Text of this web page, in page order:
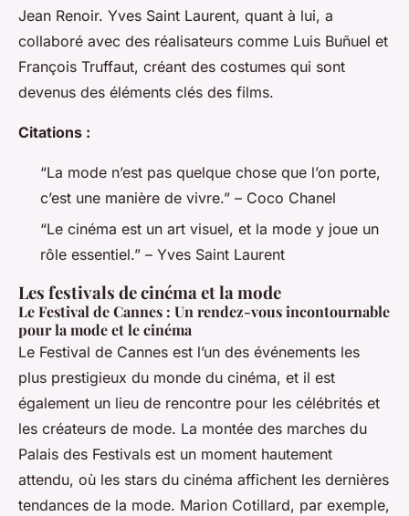
Jean Renoir. Yves Saint Laurent, quant à lui, a
collaboré avec des réalisateurs comme Luis Buñuel et
François Truffaut, créant des costumes qui sont
devenus des éléments clés des films.
Citations :
“La mode n’est pas quelque chose que l’on porte,
c’est une manière de vivre.” – Coco Chanel
“Le cinéma est un art visuel, et la mode y joue un
rôle essentiel.” – Yves Saint Laurent
Les festivals de cinéma et la mode
Le Festival de Cannes : Un rendez-vous incontournable
pour la mode et le cinéma
Le Festival de Cannes est l’un des événements les
plus prestigieux du monde du cinéma, et il est
également un lieu de rencontre pour les célébrités et
les créateurs de mode. La montée des marches du
Palais des Festivals est un moment hautement
attendu, où les stars du cinéma affichent les dernières
tendances de la mode. Marion Cotillard, par exemple,